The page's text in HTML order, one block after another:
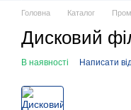
Головна Каталог
Дисковий
В наявності Написати